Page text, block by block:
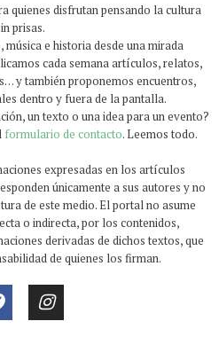
quienes disfrutan pensando la cultura
prisas.
e historia desde una mirada
cada semana artículos, relatos,
y también proponemos encuentros,
dentro y fuera de la pantalla.
un texto o una idea para un evento?
formulario de contacto. Leemos todo.
expresadas en los artículos
únicamente a sus autores y no
de este medio. El portal no asume
o indirecta, por los contenidos,
derivadas de dichos textos, que
de quienes los firman.